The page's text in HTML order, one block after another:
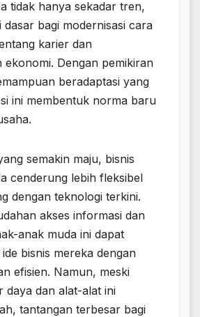
tidak hanya sekadar tren,
dasar bagi modernisasi cara
karier dan
ekonomi. Dengan pemikiran
beradaptasi yang
ini membentuk norma baru
semakin maju, bisnis
cenderung lebih fleksibel
dengan teknologi terkini.
akses informasi dan
anak muda ini dapat
bisnis mereka dengan
efisien. Namun, meski
daya dan alat-alat ini
tantangan terbesar bagi